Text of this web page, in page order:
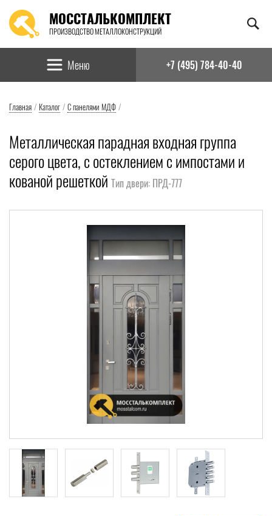
МОССТАЛЬКОМПЛЕКТ
ПРОИЗВОДСТВО МЕТАЛЛОКОНСТРУКЦИЙ
Найти:
Меню +7 (495) 784-40-40
Главная / Каталог / С панелями МДФ /
Металлическая парадная входная группа
серого цвета, с остеклением с импостами и
кованой решеткой Тип двери: ПРД-777